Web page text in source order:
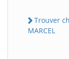
Trouver
MARCEL